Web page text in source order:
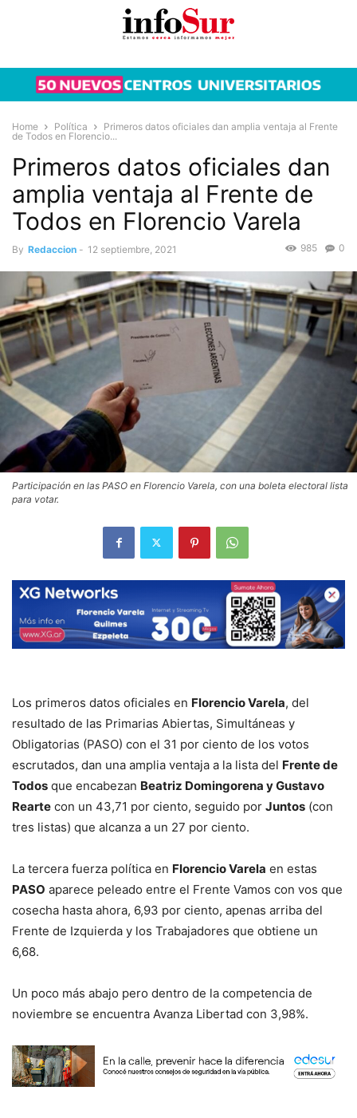
Home Política
Primeros datos oficiales dan amplia ventaja al Frente
de Todos en Florencio...
Primeros datos oficiales dan
amplia ventaja al Frente de
Todos en Florencio Varela
By Redaccion - 12 septiembre, 2021 0
985
Participación en las PASO en Florencio Varela, con una boleta electoral lista
para votar.
Los primeros datos oficiales en Florencio Varela, del
resultado de las Primarias Abiertas, Simultáneas y
Obligatorias (PASO) con el 31 por ciento de los votos
escrutados, dan una amplia ventaja a la lista del Frente de
Todos que encabezan Beatriz Domingorena y Gustavo
Rearte con un 43,71 por ciento, seguido por Juntos (con
tres listas) que alcanza a un 27 por ciento.
La tercera fuerza política en Florencio Varela en estas
PASO aparece peleado entre el Frente Vamos con vos que
cosecha hasta ahora, 6,93 por ciento, apenas arriba del
Frente de Izquierda y los Trabajadores que obtiene un
6,68.
Un poco más abajo pero dentro de la competencia de
noviembre se encuentra Avanza Libertad con 3,98%.